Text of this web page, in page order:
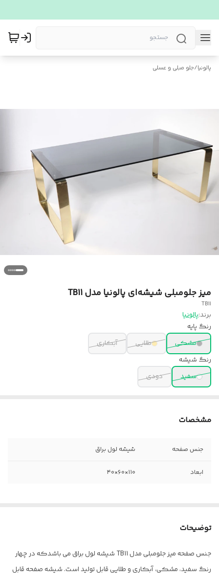
پالونیا/جلو مبلی و عسلی
میز جلومبلی شیشه‌ای پالونیا مدل TB11
TB11
برند:پالونیا
رنگ پایه
مشکی
طلایی
آبکاری
رنگ شیشه
سفید
دودی
مشخصات
جنس صفحه شیشه لول براق
ابعاد ۱۱۰×۶۰×۴۰
توضیحات
جنس صفحه میز جلومبلی مدل TB11 شیشه لول براق می باشدکه در چهار
رنگ سفید، مشکی، آبکاری و طلایی قابل تولید است. شیشه صفحه قابل